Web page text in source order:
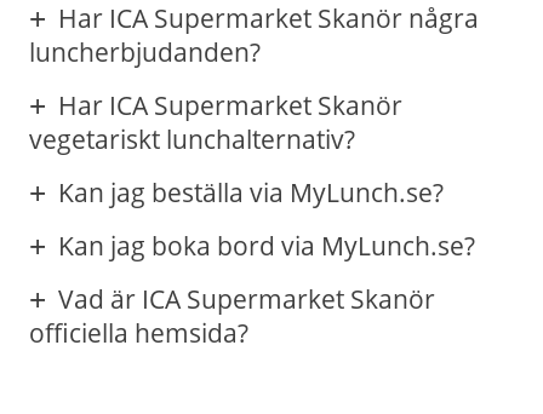
Har ICA Supermarket Skanör några
luncherbjudanden?
Har ICA Supermarket Skanör
vegetariskt lunchalternativ?
Kan jag beställa via MyLunch.se?
Kan jag boka bord via MyLunch.se?
Vad är ICA Supermarket Skanör
officiella hemsida?